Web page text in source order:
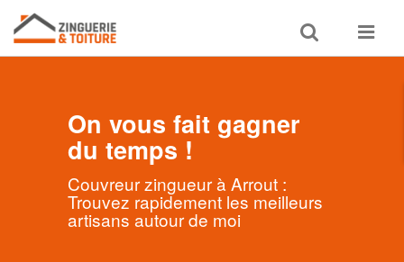
Toggle
search
Toggle
On vous fait gagner
du temps !
Couvreur zingueur à Arrout :
Trouvez rapidement les meilleurs
artisans autour de moi